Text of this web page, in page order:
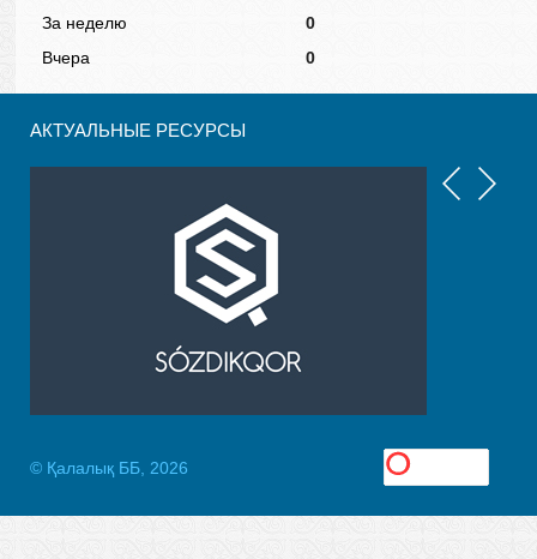
За неделю
0
Вчера
0
АКТУАЛЬНЫЕ РЕСУРСЫ
© Қалалық ББ, 2026